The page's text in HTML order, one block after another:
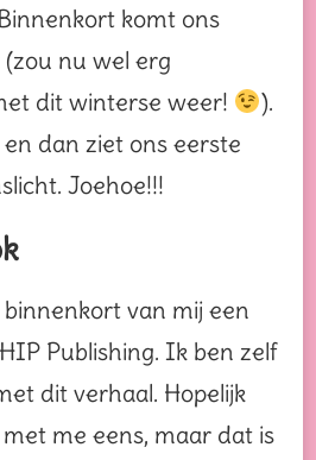
komt ons
nu wel erg
dit winterse weer!
).
dan ziet ons eerste
Joehoe!!!
van mij een
Publishing. Ik ben zelf
dit verhaal. Hopelijk
me eens, maar dat is